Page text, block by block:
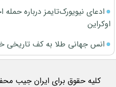
ادعای نیویورک‌تایمز درباره
اوکراین
انس جهانی طلا به کف تاریخی
کلیه حقوق برای ایران جیب